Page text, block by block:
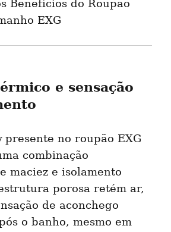
Benefícios do Roupão
EXG
e sensação
presente no roupão EXG
combinação
maciez e isolamento
porosa retém ar,
de aconchego
o banho, mesmo em